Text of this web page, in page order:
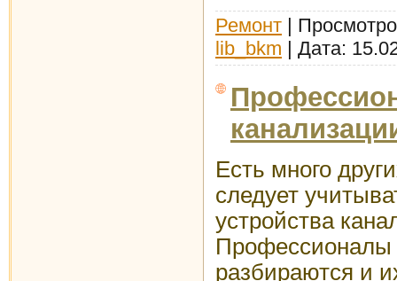
Ремонт |
lib_bkm | Дата:
Есть много
следует
устройства
Профессионалы
разбираются и